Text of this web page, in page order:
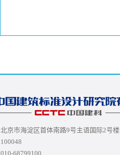
北京市海淀区首体南路9号主语国际2号楼
100048
010-68799100